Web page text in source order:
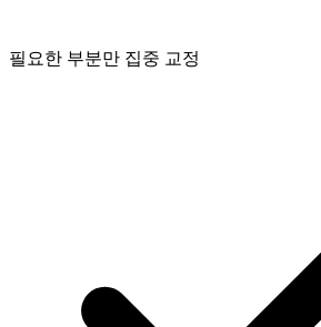
필요한 부분만 집중 교정